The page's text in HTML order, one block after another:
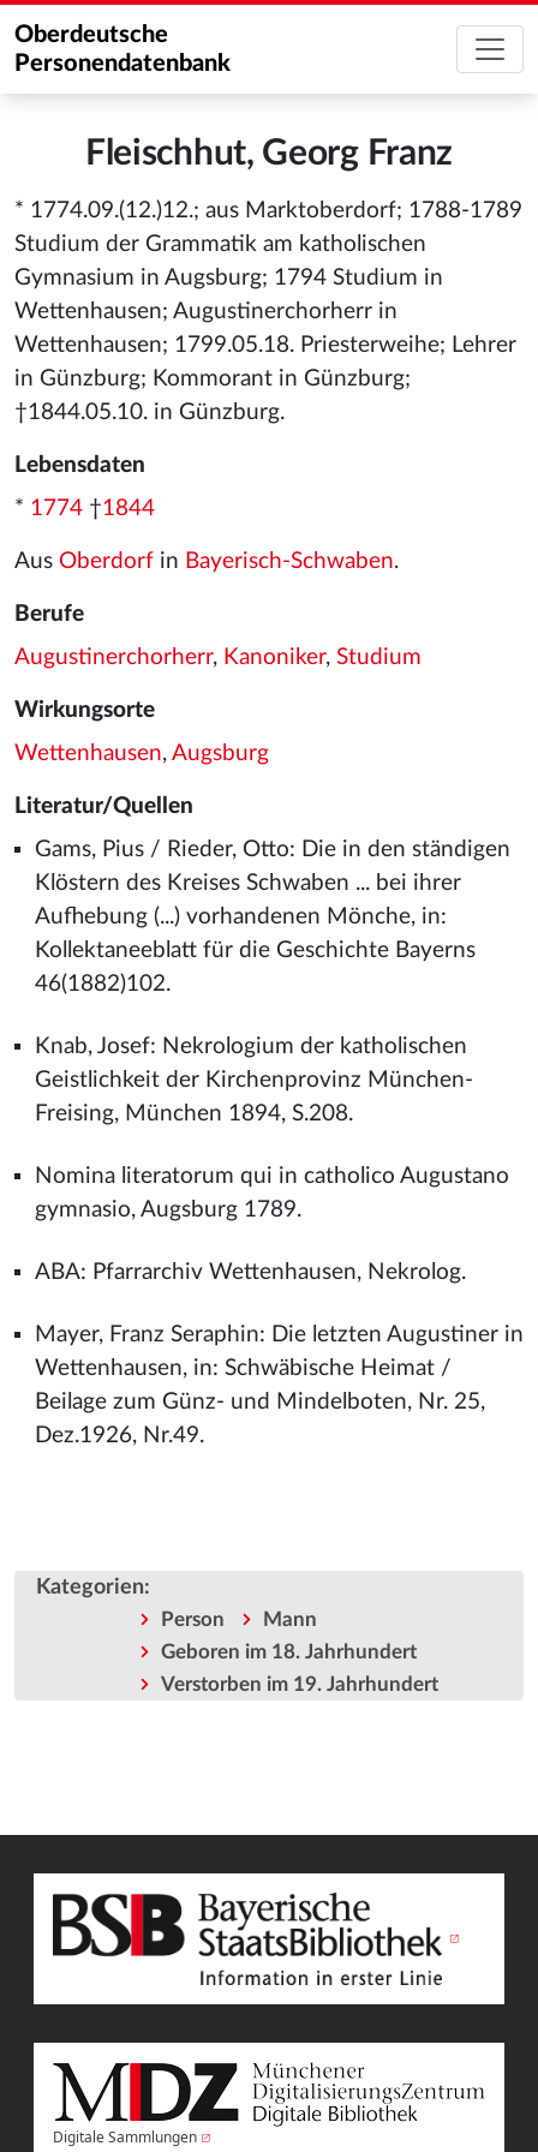
Oberdeutsche
Personendatenbank
Fleischhut, Georg Franz
* 1774.09.(12.)12.; aus Marktoberdorf; 1788-1789
Studium der Grammatik am katholischen
Gymnasium in Augsburg; 1794 Studium in
Wettenhausen; Augustinerchorherr in
Wettenhausen; 1799.05.18. Priesterweihe; Lehrer
in Günzburg; Kommorant in Günzburg;
†1844.05.10. in Günzburg.
Lebensdaten
* 1774 †1844
Aus Oberdorf in Bayerisch-Schwaben.
Berufe
Augustinerchorherr, Kanoniker, Studium
Wirkungsorte
Wettenhausen, Augsburg
Literatur/Quellen
Gams, Pius / Rieder, Otto: Die in den ständigen
Klöstern des Kreises Schwaben ... bei ihrer
Aufhebung (...) vorhandenen Mönche, in:
Kollektaneeblatt für die Geschichte Bayerns
46(1882)102.
Knab, Josef: Nekrologium der katholischen
Geistlichkeit der Kirchenprovinz München-
Freising, München 1894, S.208.
Nomina literatorum qui in catholico Augustano
gymnasio, Augsburg 1789.
ABA: Pfarrarchiv Wettenhausen, Nekrolog.
Mayer, Franz Seraphin: Die letzten Augustiner in
Wettenhausen, in: Schwäbische Heimat /
Beilage zum Günz- und Mindelboten, Nr. 25,
Dez.1926, Nr.49.
Kategorien:
Person
Mann
Geboren im 18. Jahrhundert
Verstorben im 19. Jahrhundert
Digitale Sammlungen